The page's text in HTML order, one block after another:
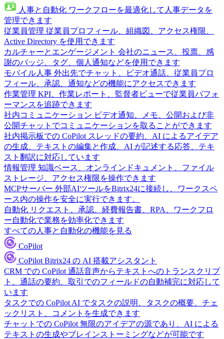
人事と自動化 ワークフローを最適化して人事データを
管理できます
従業員管理 従業員プロフィール、組織図、アクセス権限、
Active Directory を使用できます
カルチャーとエンゲージメント 会社のニュース、投票、感
謝のバッジ、タグ、個人通知などを使用できます
モバイル人事 外出先でチャット、ビデオ通話、従業員プロ
フィール、承認、通知などの機能にアクセスできます
作業管理 KPI、作業レポート、監督者ビューで従業員パフォ
ーマンスを追跡できます
社内コミュニケーション ビデオ通知、メモ、公開および非
公開チャットでコミュニケーションを取ることができます
社内掲示板での CoPilot スレッドの要約、AI によるアイデア
の生成、テキストの編集と作成、AI が記述する応答、テキ
スト翻訳に対応しています
情報管理 知識ベース、オンラインドキュメント、ファイル
ストレージ、アクセス権限を操作できます
MCPサーバー 外部AIツールをBitrix24に接続し、ワークスペ
ース内の操作を安全に実行できます。
自動化 リクエスト、承認、経費報告書、RPA、ワークフロ
ー自動化で業務を効率化できます
すべての人事と自動化の機能を見る
CoPilot
CoPilot Bitrix24 の AI 搭載アシスタント
CRM での CoPilot 通話音声からテキストへのトランスクリプ
ト、通話の要約、取引でのフィールドの自動補完に対応して
います
タスクでの CoPilot AI でタスクの説明、タスクの概要、チェ
ックリスト、コメントを生成できます
チャットでの CoPilot 無限のアイデアの源であり、AI による
テキストの生成やブレインストーミングなどが可能です